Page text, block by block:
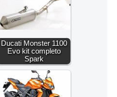
Ducati Monster 1100
Evo kit completo
Spark